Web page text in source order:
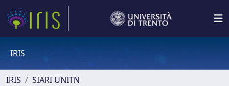
IRIS
IRIS
SIARI UNITN